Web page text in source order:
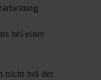
bei einer
nicht bei der